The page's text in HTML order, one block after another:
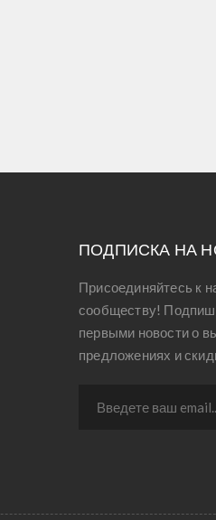
ПОДПИСКА НА
Присоединяйтесь к
сообществу!
первыми новости о
предложениях и